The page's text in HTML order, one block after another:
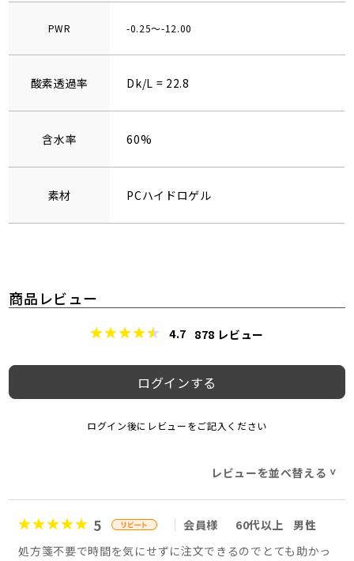
PWR -0.25～-12.00
酸素透過率 Dk/L = 22.8
含水率 60%
素材 PCハイドロゲル
商品レビュー
4.7 878 レビュー
ログインする
ログイン後にレビューをご記入ください
レビューを並べ替える >
5 会員様 60代以上
男性
処方箋不要で時間を気にせずに注文できるのでとても助かっ